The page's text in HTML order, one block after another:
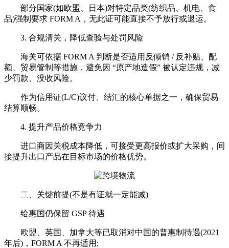
部分国家(如欧盟、日本)对特定品类(纺织品、机电、食
品)强制要求 FORM A，无此证可能直接不予放行或退运。
3. 合规清关，降低查验与处罚风险
海关可依据 FORM A 判断是否适用反倾销 / 反补贴、配
额、贸易管制等措施，避免因 “原产地造假” 被认定违规，减
少罚款、没收风险。
作为信用证(L/C)议付、结汇的核心单据之一，确保贸易
结算顺畅。
4. 提升产品价格竞争力
进口商因关税成本降低，可接受更高报价或扩大采购，间
接提升出口产品在目标市场的价格优势。
二、关键前提(不是有证就一定能减)
给惠国仍保留 GSP 待遇
欧盟、英国、加拿大等已取消对中国的普惠制待遇(2021
年后)，FORM A 不再适用;